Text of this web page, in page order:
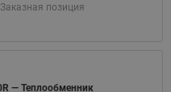
Заказная позиция
— Теплообменник